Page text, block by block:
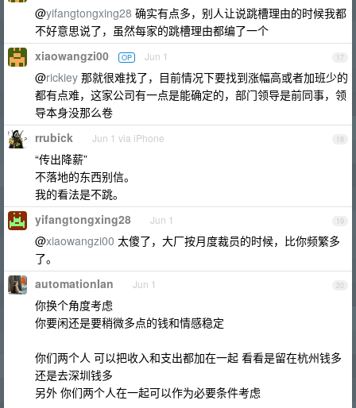
@yifangtongxing28 确实有点多，别人让说跳槽理由的时候我都
不好意思说了，虽然每家的跳槽理由都编了一个
17
xiaowangzi00 OP Jun 1
@rickiey 那就很难找了，目前情况下要找到涨幅高或者加班少的
都有点难，这家公司有一点是能确定的，部门领导是前同事，领
导本身没那么卷
18
rrubick Jun 1 via iPhone
“传出降薪”
不落地的东西别信。
我的看法是不跳。
19
yifangtongxing28 Jun 1
@xiaowangzi00 太傻了，大厂按月度裁员的时候，比你频繁多
了。
20
automationIan Jun 1
你换个角度考虑
你要闲还是要稍微多点的钱和情感稳定
你们两个人 可以把收入和支出都加在一起 看看是留在杭州钱多
还是去深圳钱多
另外 你们两个人在一起可以作为必要条件考虑